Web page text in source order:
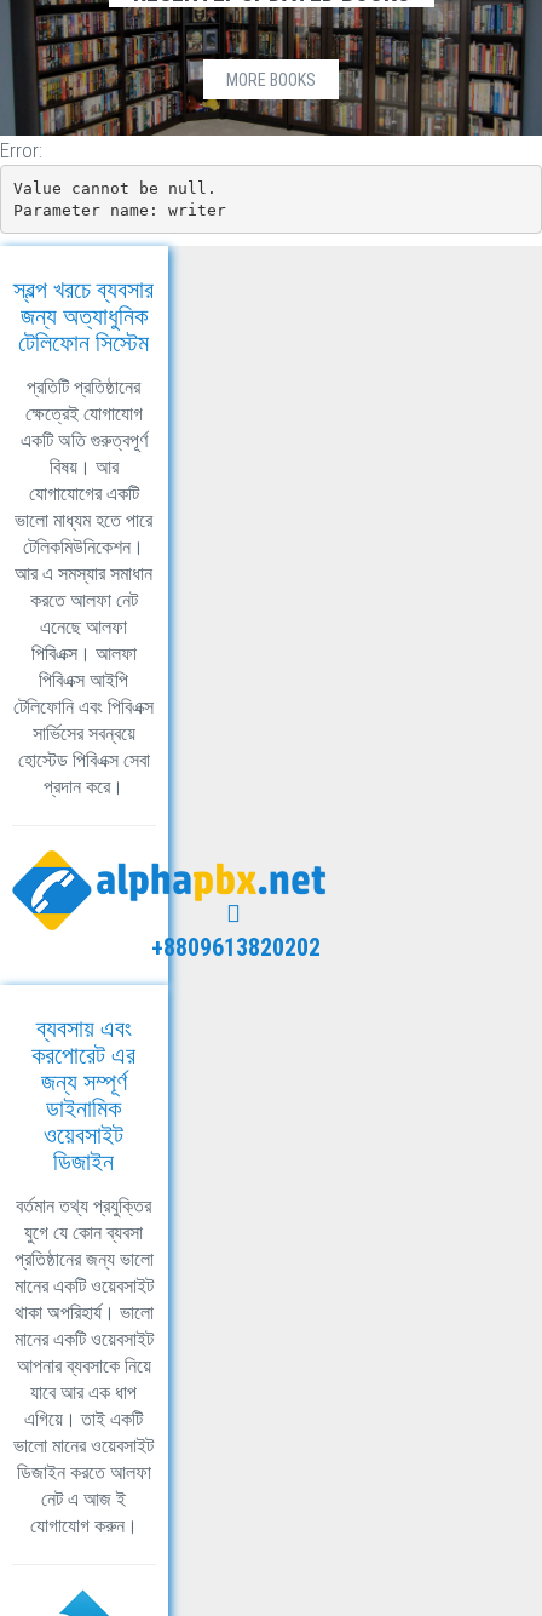
MORE BOOKS
Error:
Value cannot be null.
Parameter name: writer
স্বল্প খরচে ব্যবসার
জন্য অত্যাধুনিক
টেলিফোন সিস্টেম
প্রতিটি প্রতিষ্ঠানের
ক্ষেত্রেই যোগাযোগ
একটি অতি গুরুত্বপূর্ণ
বিষয়। আর
যোগাযোগের একটি
ভালো মাধ্যম হতে পারে
টেলিকমিউনিকেশন।
আর এ সমস্যার সমাধান
করতে আলফা নেট
এনেছে আলফা
পিবিএক্স। আলফা
পিবিএক্স আইপি
টেলিফোনি এবং পিবিএক্স
সার্ভিসের সবন্বয়ে
হোস্টেড পিবিএক্স সেবা
প্রদান করে।
+8809613820202
ব্যবসায় এবং
করপোরেট এর
জন্য সম্পূর্ণ
ডাইনামিক
ওয়েবসাইট
ডিজাইন
বর্তমান তথ্য প্রযুক্তির
যুগে যে কোন ব্যবসা
প্রতিষ্ঠানের জন্য ভালো
মানের একটি ওয়েবসাইট
থাকা অপরিহার্য। ভালো
মানের একটি ওয়েবসাইট
আপনার ব্যবসাকে নিয়ে
যাবে আর এক ধাপ
এগিয়ে। তাই একটি
ভালো মানের ওয়েবসাইট
ডিজাইন করতে আলফা
নেট এ আজ ই
যোগাযোগ করুন।